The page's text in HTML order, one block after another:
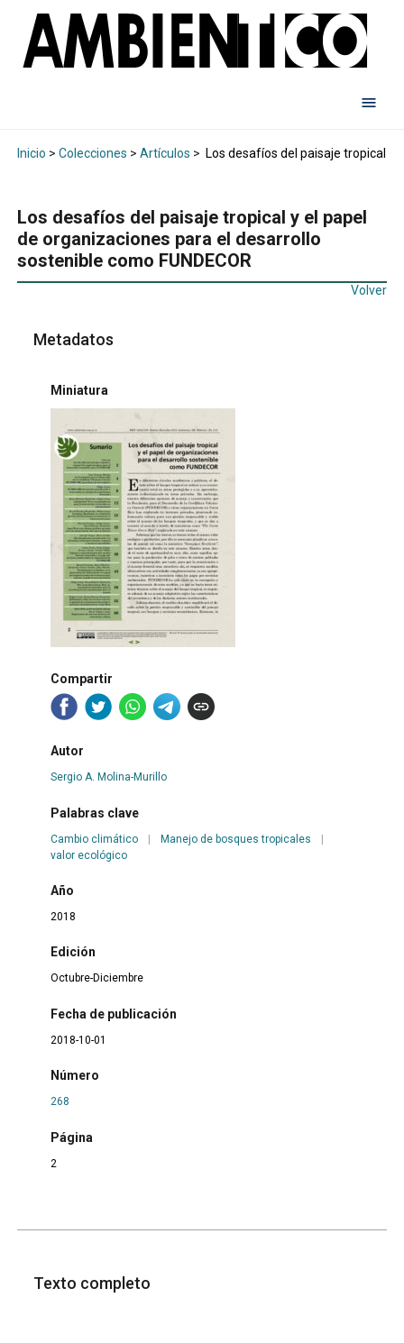
Inicio > Colecciones > Artículos > Los desafíos del paisaje tropical y
Los desafíos del paisaje tropical y el papel
de organizaciones para el desarrollo
sostenible como FUNDECOR
Volver
Metadatos
Miniatura
Compartir
Autor
Sergio A. Molina-Murillo
Palabras clave
Cambio climático | Manejo de bosques tropicales
|
valor ecológico
Año
2018
Edición
Octubre-Diciembre
Fecha de publicación
2018-10-01
Número
268
Página
2
Texto completo